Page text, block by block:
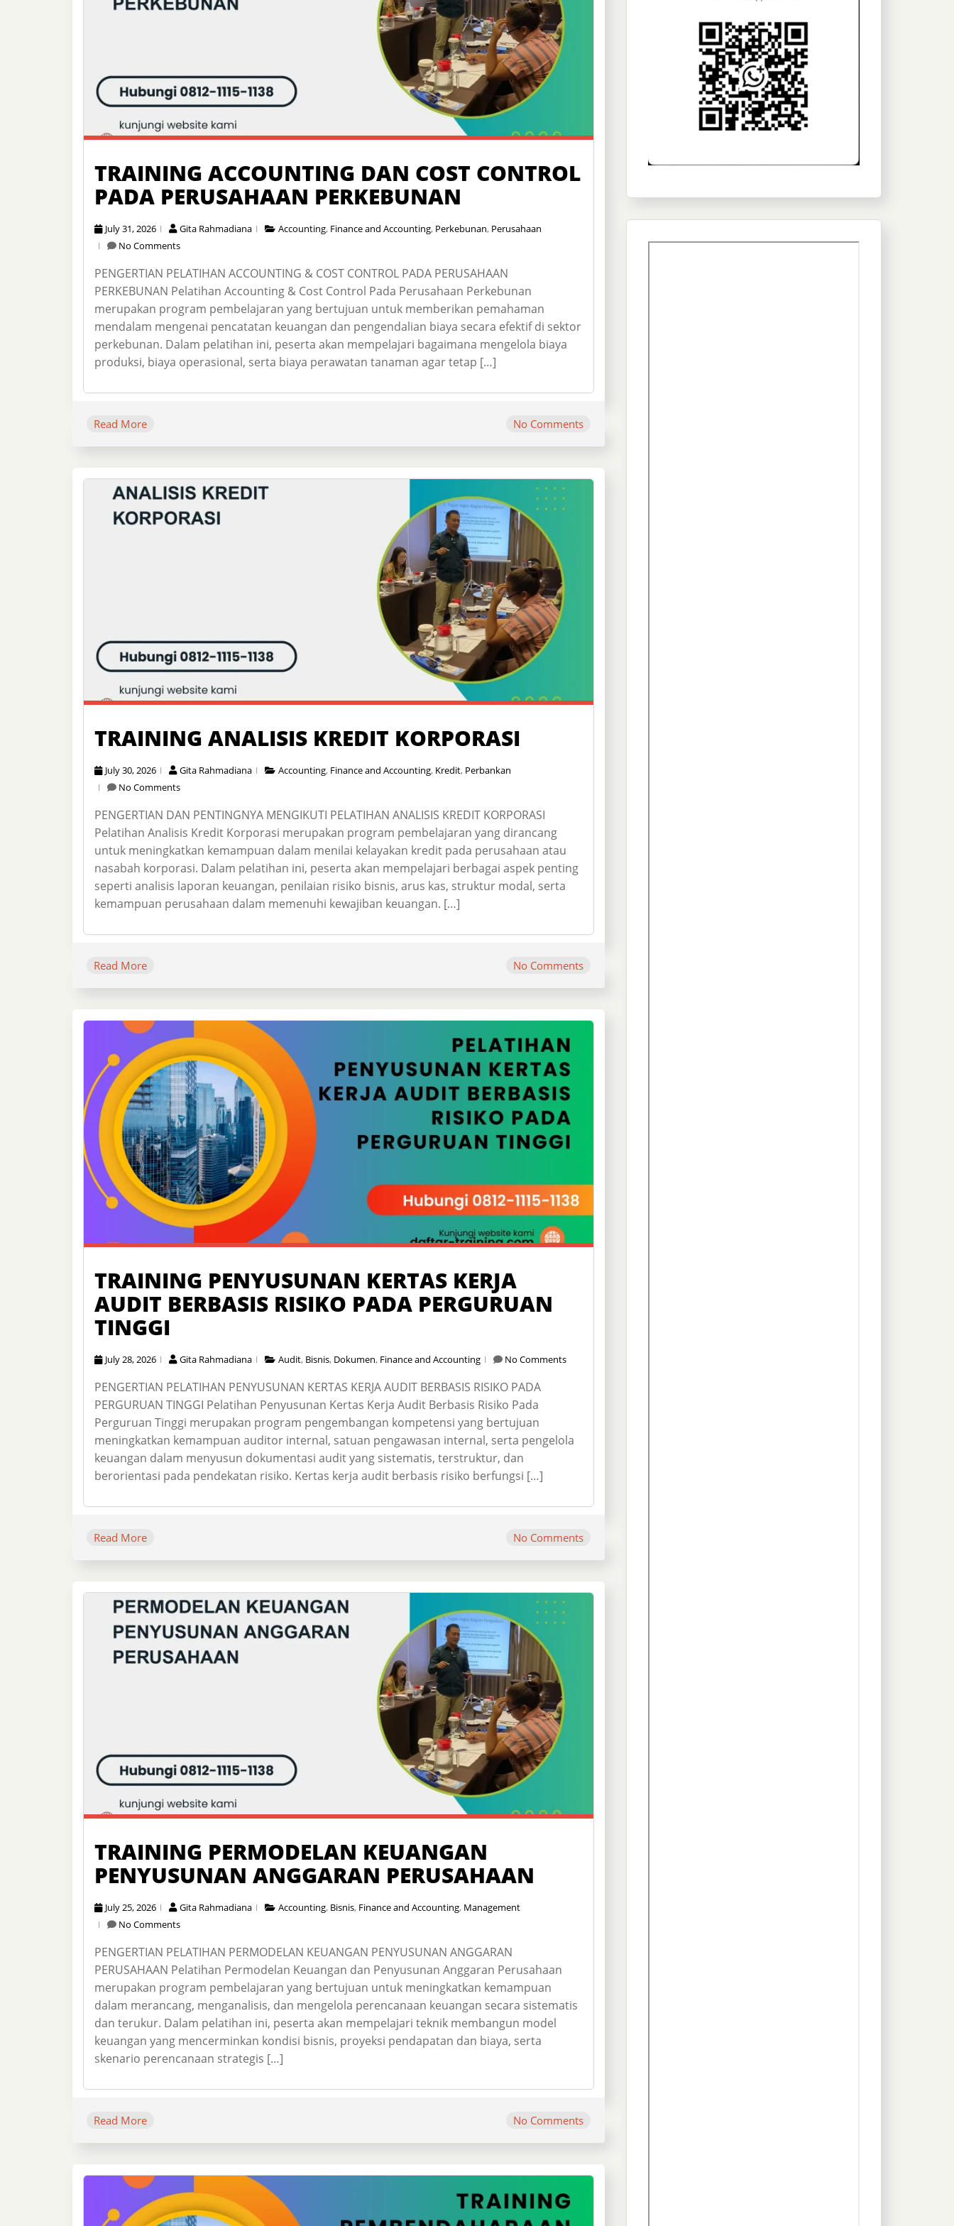
TRAINING ACCOUNTING DAN COST CONTROL
PADA PERUSAHAAN PERKEBUNAN
July 31, 2026 Gita Rahmadiana Accounting, Finance and Accounting, Perkebunan, Perusahaan
No Comments
PENGERTIAN PELATIHAN ACCOUNTING & COST CONTROL PADA PERUSAHAAN
PERKEBUNAN Pelatihan Accounting & Cost Control Pada Perusahaan Perkebunan
merupakan program pembelajaran yang bertujuan untuk memberikan pemahaman
mendalam mengenai pencatatan keuangan dan pengendalian biaya secara efektif di sektor
perkebunan. Dalam pelatihan ini, peserta akan mempelajari bagaimana mengelola biaya
produksi, biaya operasional, serta biaya perawatan tanaman agar tetap […]
Read More No Comments
TRAINING ANALISIS KREDIT KORPORASI
July 30, 2026 Gita Rahmadiana Accounting, Finance and Accounting, Kredit, Perbankan
No Comments
PENGERTIAN DAN PENTINGNYA MENGIKUTI PELATIHAN ANALISIS KREDIT KORPORASI
Pelatihan Analisis Kredit Korporasi merupakan program pembelajaran yang dirancang
untuk meningkatkan kemampuan dalam menilai kelayakan kredit pada perusahaan atau
nasabah korporasi. Dalam pelatihan ini, peserta akan mempelajari berbagai aspek penting
seperti analisis laporan keuangan, penilaian risiko bisnis, arus kas, struktur modal, serta
kemampuan perusahaan dalam memenuhi kewajiban keuangan. […]
Read More No Comments
TRAINING PENYUSUNAN KERTAS KERJA
AUDIT BERBASIS RISIKO PADA PERGURUAN
TINGGI
July 28, 2026 Gita Rahmadiana Audit, Bisnis, Dokumen, Finance and Accounting No Comments
PENGERTIAN PELATIHAN PENYUSUNAN KERTAS KERJA AUDIT BERBASIS RISIKO PADA
PERGURUAN TINGGI Pelatihan Penyusunan Kertas Kerja Audit Berbasis Risiko Pada
Perguruan Tinggi merupakan program pengembangan kompetensi yang bertujuan
meningkatkan kemampuan auditor internal, satuan pengawasan internal, serta pengelola
keuangan dalam menyusun dokumentasi audit yang sistematis, terstruktur, dan
berorientasi pada pendekatan risiko. Kertas kerja audit berbasis risiko berfungsi […]
Read More No Comments
TRAINING PERMODELAN KEUANGAN
PENYUSUNAN ANGGARAN PERUSAHAAN
July 25, 2026 Gita Rahmadiana Accounting, Bisnis, Finance and Accounting, Management
No Comments
PENGERTIAN PELATIHAN PERMODELAN KEUANGAN PENYUSUNAN ANGGARAN
PERUSAHAAN Pelatihan Permodelan Keuangan dan Penyusunan Anggaran Perusahaan
merupakan program pembelajaran yang bertujuan untuk meningkatkan kemampuan
dalam merancang, menganalisis, dan mengelola perencanaan keuangan secara sistematis
dan terukur. Dalam pelatihan ini, peserta akan mempelajari teknik membangun model
keuangan yang mencerminkan kondisi bisnis, proyeksi pendapatan dan biaya, serta
skenario perencanaan strategis […]
Read More No Comments